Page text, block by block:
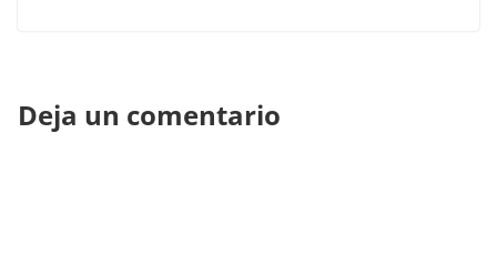
Deja un comentario